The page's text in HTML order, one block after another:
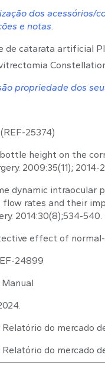
dos acessórios/
e notas.
de catarata artificial
propriedade dos
25374)
height on the
2009:35(11); 2014-
dynamic
rates and their
2014:30(8);534-540.
effect of
24899
Manual
do mercado
do mercado